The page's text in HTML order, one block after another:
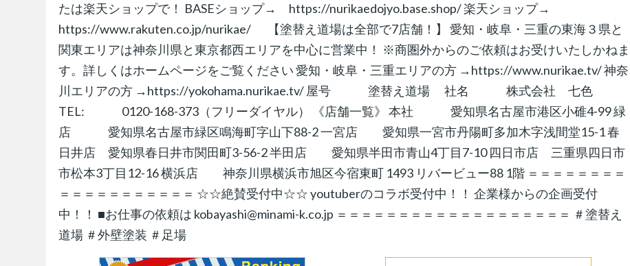
たは楽天ショップで！ BASEショップ→ https://nurikaedojyo.base.shop/ 楽天ショップ→
https://www.rakuten.co.jp/nurikae/ 【塗替え道場は全部で7店舗！】 愛知・岐阜・三重の東海３県と
関東エリアは神奈川県と東京都西エリアを中心に営業中！ ※商圏外からのご依頼はお受けいたしかねま
す。詳しくはホームページをご覧ください 愛知・岐阜・三重エリアの方 →https://www.nurikae.tv/ 神奈
川エリアの方 →https://yokohama.nurikae.tv/ 屋号 塗替え道場 社名 株式会社 七色
TEL: 0120-168-373（フリーダイヤル） 《店舗一覧》 本社 愛知県名古屋市港区小碓4-99 緑
店 愛知県名古屋市緑区鳴海町字山下88-2 一宮店 愛知県一宮市丹陽町多加木字浅間堂15-1 春
日井店 愛知県春日井市関田町3-56-2 半田店 愛知県半田市青山4丁目7-10 四日市店 三重県四日市
市松本3丁目12-16 横浜店 神奈川県横浜市旭区今宿東町 1493 リバービュー88 1階 ＝＝＝＝＝＝＝＝
＝＝＝＝＝＝＝＝＝＝＝ ☆☆絶賛受付中☆☆ youtuberのコラボ受付中！！ 企業様からの企画受付
中！！ ■お仕事の依頼は kobayashi@minami-k.co.jp ＝＝＝＝＝＝＝＝＝＝＝＝＝＝＝＝＝＝＝ ＃塗替え
道場 ＃外壁塗装 ＃足場